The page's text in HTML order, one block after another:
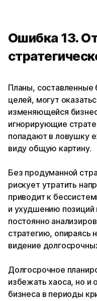
Ошибка 13.
Планы, составленные
целей, могут
изменяющейся
игнорирующие
попадают в ловушку
виду общую картину.
Без продуманной
рискует утратить
приводит к
и ухудшению
постоянно
стратегию, опираясь
видение
Долгосрочное
избежать хаоса, но и
бизнеса в периоды